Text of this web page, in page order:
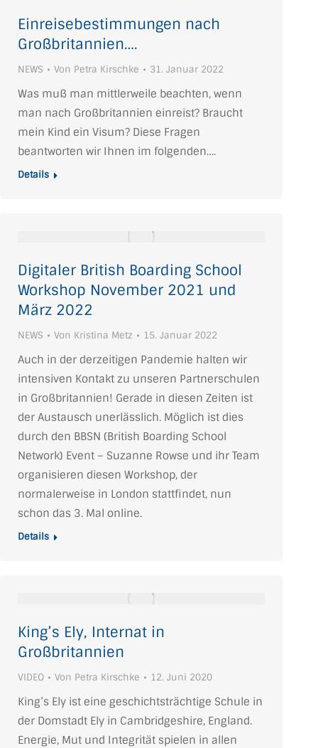
Einreisebestimmungen nach
Großbritannien….
NEWS Von Petra Kirschke 31. Januar 2022
Was muß man mittlerweile beachten, wenn
man nach Großbritannien einreist? Braucht
mein Kind ein Visum? Diese Fragen
beantworten wir Ihnen im folgenden….
Details
Digitaler British Boarding School
Workshop November 2021 und
März 2022
NEWS Von Kristina Metz 15. Januar 2022
Auch in der derzeitigen Pandemie halten wir
intensiven Kontakt zu unseren Partnerschulen
in Großbritannien! Gerade in diesen Zeiten ist
der Austausch unerlässlich. Möglich ist dies
durch den BBSN (British Boarding School
Network) Event – Suzanne Rowse und ihr Team
organisieren diesen Workshop, der
normalerweise in London stattfindet, nun
schon das 3. Mal online.
Details
King’s Ely, Internat in
Großbritannien
VIDEO Von Petra Kirschke 12. Juni 2020
King’s Ely ist eine geschichtsträchtige Schule in
der Domstadt Ely in Cambridgeshire, England.
Energie, Mut und Integrität spielen in allen